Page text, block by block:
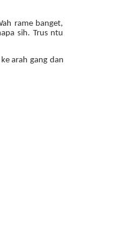
rame banget,
sih. Trus ntu
arah gang dan